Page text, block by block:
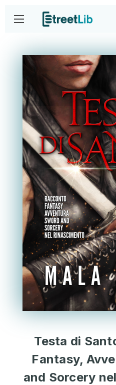
Testa di
Fantasy,
and Sorcery